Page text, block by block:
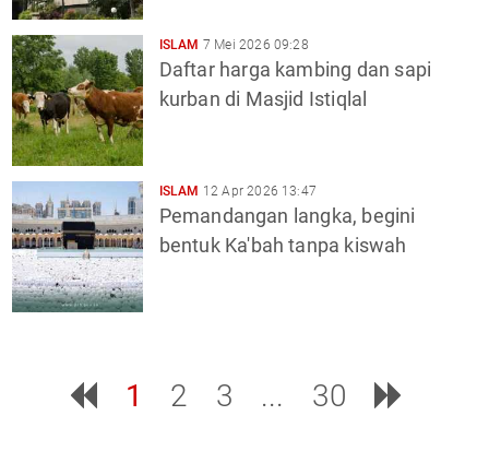
ISLAM 7 Mei 2026 09:28
Daftar harga kambing dan sapi
kurban di Masjid Istiqlal
ISLAM 12 Apr 2026 13:47
Pemandangan langka, begini
bentuk Ka'bah tanpa kiswah
1 2 3 ... 30